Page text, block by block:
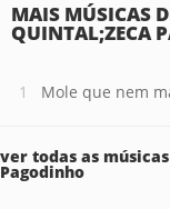
MAIS MÚSICAS
QUINTAL;ZECA
Mole que nem
ver todas as
Pagodinho